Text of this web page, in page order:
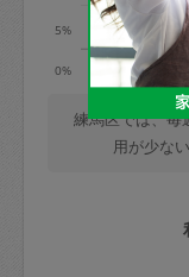
土曜日8
＋交通費
依頼者
金額の
定期契
期は月2
0%
5%
月
練馬区では、毎
用が少な